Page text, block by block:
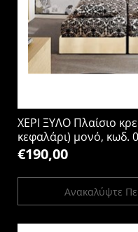
ΧΕΡΙ ΞΥΛΟ Πλαίσιο
κεφαλάρι) μονό, κωδ.
200x90x30Y
€190,00
Ανακαλύψτε